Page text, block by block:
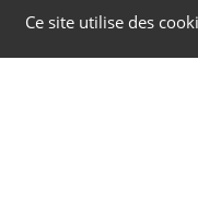
Ce site utilise des